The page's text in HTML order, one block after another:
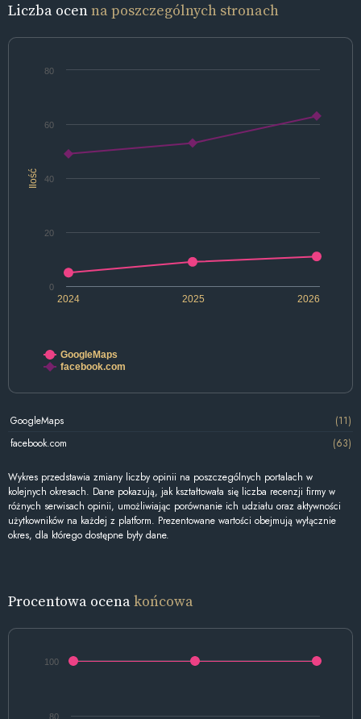
Liczba ocenna poszczególnych stronach
Ilość
2024 2025 2026
0
20
40
60
80
GoogleMaps
facebook.com
GoogleMaps
(11)
facebook.com
(63)
Wykres przedstawia zmiany liczby opinii na poszczególnych portalach w
kolejnych okresach. Dane pokazują, jak kształtowała się liczba recenzji firmy w
różnych serwisach opinii, umożliwiając porównanie ich udziału oraz aktywności
użytkowników na każdej z platform. Prezentowane wartości obejmują wyłącznie
okres, dla którego dostępne były dane.
Procentowa ocenakońcowa
80
100